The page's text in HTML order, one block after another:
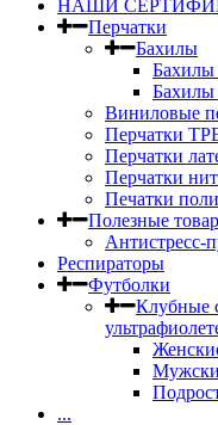
НАШИ
Перчатки
Бахилы
Бахилы
Бахилы
Виниловые
Перчатки
Перчатки
Перчатки
Печатки
Полезные
Антистресс-
Респираторы
Футболки
Клубные
...